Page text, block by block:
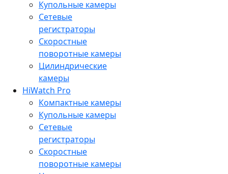
Купольные камеры
Сетевые
регистраторы
Скоростные
поворотные камеры
Цилиндрические
камеры
HiWatch Pro
Компактные камеры
Купольные камеры
Сетевые
регистраторы
Скоростные
поворотные камеры